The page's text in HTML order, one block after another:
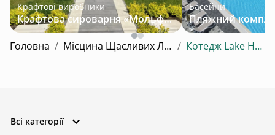
Крафтові виробники
Крафтова сироварня «Мольфар»
Басейни
Головна / Місцина Щасливих Людей / Котедж Lake House
Всі категорії